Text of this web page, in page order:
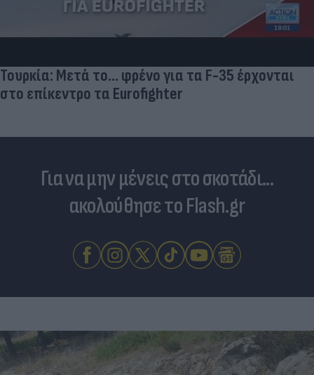
Τουρκία: Μετά το... φρένο για τα F-35 έρχονται
στο επίκεντρο τα Eurofighter
Για να μην μένεις στο σκοτάδι...
ακολούθησε το Flash.gr